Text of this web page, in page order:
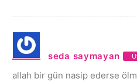
seda saymayan
allah bir gün nasip ederse